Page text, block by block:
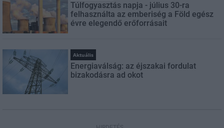
Túlfogyasztás napja - július 30-ra
felhasználta az emberiség a Föld egész
évre elegendő erőforrásait
Aktuális
Energiaválság: az éjszakai fordulat
bizakodásra ad okot